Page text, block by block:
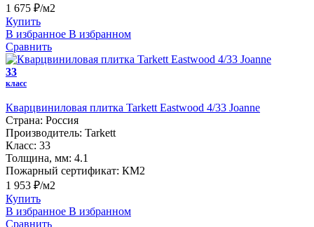
1 675 ₽/м2
Купить
В избранное В избранном
Сравнить
33
класс
Кварцвиниловая плитка Tarkett Eastwood 4/33 Joanne
Страна: Россия
Производитель: Tarkett
Класс: 33
Толщина, мм: 4.1
Пожарный сертификат: КМ2
1 953 ₽/м2
Купить
В избранное В избранном
Сравнить